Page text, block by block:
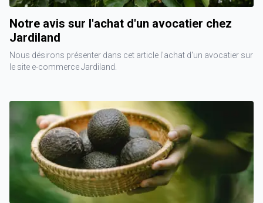
Notre avis sur l'achat d'un avocatier chez
Jardiland
Nous désirons présenter dans cet article l'achat d'un avocatier sur
le site e-commerce Jardiland.